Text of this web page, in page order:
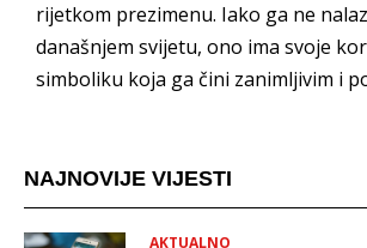
rijetkom prezimenu. Iako ga ne
današnjem svijetu, ono ima svoje
simboliku koja ga čini zanimljivim i
NAJNOVIJE VIJESTI
AKTUALNO